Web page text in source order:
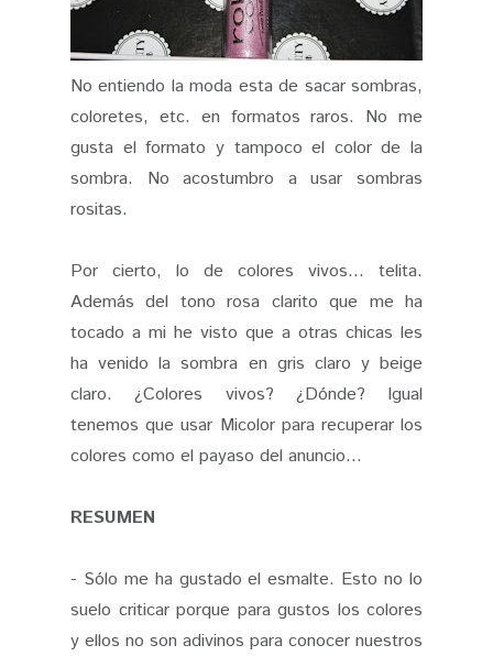
No entiendo la moda esta de sacar sombras,
coloretes, etc. en formatos raros. No me
gusta el formato y tampoco el color de la
sombra. No acostumbro a usar sombras
rositas.
Por cierto, lo de colores vivos... telita.
Además del tono rosa clarito que me ha
tocado a mi he visto que a otras chicas les
ha venido la sombra en gris claro y beige
claro. ¿Colores vivos? ¿Dónde? Igual
tenemos que usar Micolor para recuperar los
colores como el payaso del anuncio...
RESUMEN
- Sólo me ha gustado el esmalte. Esto no lo
suelo criticar porque para gustos los colores
y ellos no son adivinos para conocer nuestros